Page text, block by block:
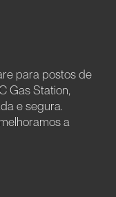
para postos de
Gas Station,
e segura.
a